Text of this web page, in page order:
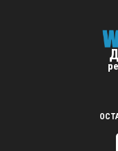
Чому варто
Великий
Робота без